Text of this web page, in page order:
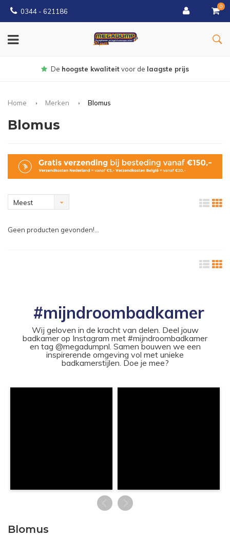
0344 - 621186
0
Gratisbezorgd vanaf € 150
Home Merken Blomus
Blomus
Meest
Geen producten gevonden!...
#mijndroombadkamer
Wij geloven in de kracht van delen. Deel jouw
badkamer op Instagram met #mijndroombadkamer
en tag @megadumpnl. Samen bouwen we een
inspirerende omgeving vol met unieke
badkamerstijlen. Doe je mee?
Blomus